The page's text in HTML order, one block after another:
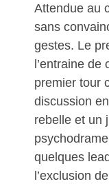
Attendue au
sans
gestes. Le
l’entraine de
premier tour
discussion
rebelle et un
quelques
l’exclusion